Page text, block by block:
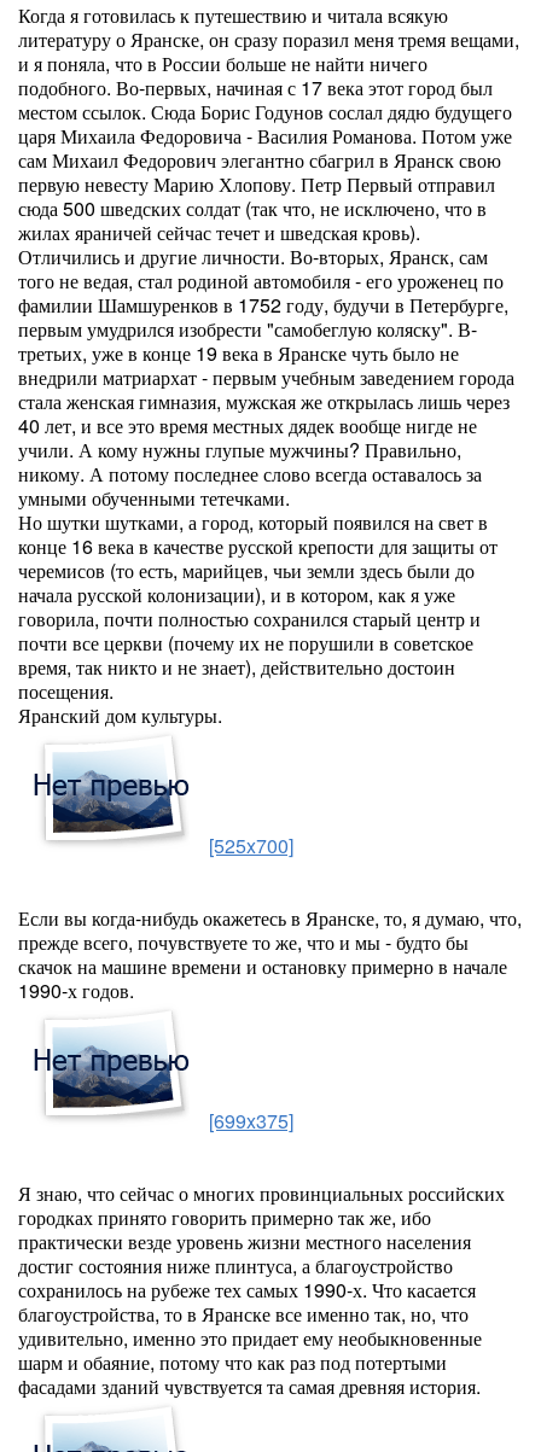
Когда я готовилась к путешествию и читала всякую
литературу о Яранске, он сразу поразил меня тремя вещами,
и я поняла, что в России больше не найти ничего
подобного. Во-первых, начиная с 17 века этот город был
местом ссылок. Сюда Борис Годунов сослал дядю будущего
царя Михаила Федоровича - Василия Романова. Потом уже
сам Михаил Федорович элегантно сбагрил в Яранск свою
первую невесту Марию Хлопову. Петр Первый отправил
сюда 500 шведских солдат (так что, не исключено, что в
жилах яраничей сейчас течет и шведская кровь).
Отличились и другие личности. Во-вторых, Яранск, сам
того не ведая, стал родиной автомобиля - его уроженец по
фамилии Шамшуренков в 1752 году, будучи в Петербурге,
первым умудрился изобрести "самобеглую коляску". В-
третьих, уже в конце 19 века в Яранске чуть было не
внедрили матриархат - первым учебным заведением города
стала женская гимназия, мужская же открылась лишь через
40 лет, и все это время местных дядек вообще нигде не
учили. А кому нужны глупые мужчины? Правильно,
никому. А потому последнее слово всегда оставалось за
умными обученными тетечками.
Но шутки шутками, а город, который появился на свет в
конце 16 века в качестве русской крепости для защиты от
черемисов (то есть, марийцев, чьи земли здесь были до
начала русской колонизации), и в котором, как я уже
говорила, почти полностью сохранился старый центр и
почти все церкви (почему их не порушили в советское
время, так никто и не знает), действительно достоин
посещения.
Яранский дом культуры.
[525x700]
Если вы когда-нибудь окажетесь в Яранске, то, я думаю, что,
прежде всего, почувствуете то же, что и мы - будто бы
скачок на машине времени и остановку примерно в начале
1990-х годов.
[699x375]
Я знаю, что сейчас о многих провинциальных российских
городках принято говорить примерно так же, ибо
практически везде уровень жизни местного населения
достиг состояния ниже плинтуса, а благоустройство
сохранилось на рубеже тех самых 1990-х. Что касается
благоустройства, то в Яранске все именно так, но, что
удивительно, именно это придает ему необыкновенные
шарм и обаяние, потому что как раз под потертыми
фасадами зданий чувствуется та самая древняя история.